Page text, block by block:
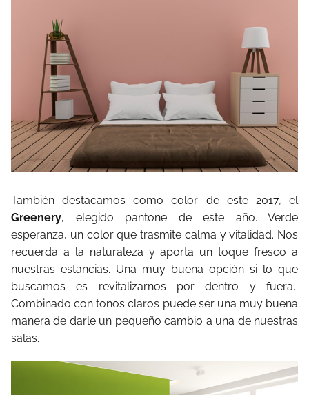
También destacamos como color de este 2017, el
Greenery, elegido pantone de este año. Verde
esperanza, un color que trasmite calma y vitalidad. Nos
recuerda a la naturaleza y aporta un toque fresco a
nuestras estancias. Una muy buena opción si lo que
buscamos es revitalizarnos por dentro y fuera.
Combinado con tonos claros puede ser una muy buena
manera de darle un pequeño cambio a una de nuestras
salas.